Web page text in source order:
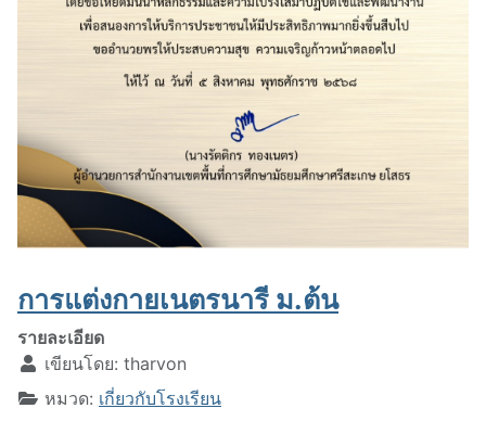
การแต่งกายเนตรนารี ม.ต้น
รายละเอียด
เขียนโดย: tharvon
หมวด: เกี่ยวกับโรงเรียน